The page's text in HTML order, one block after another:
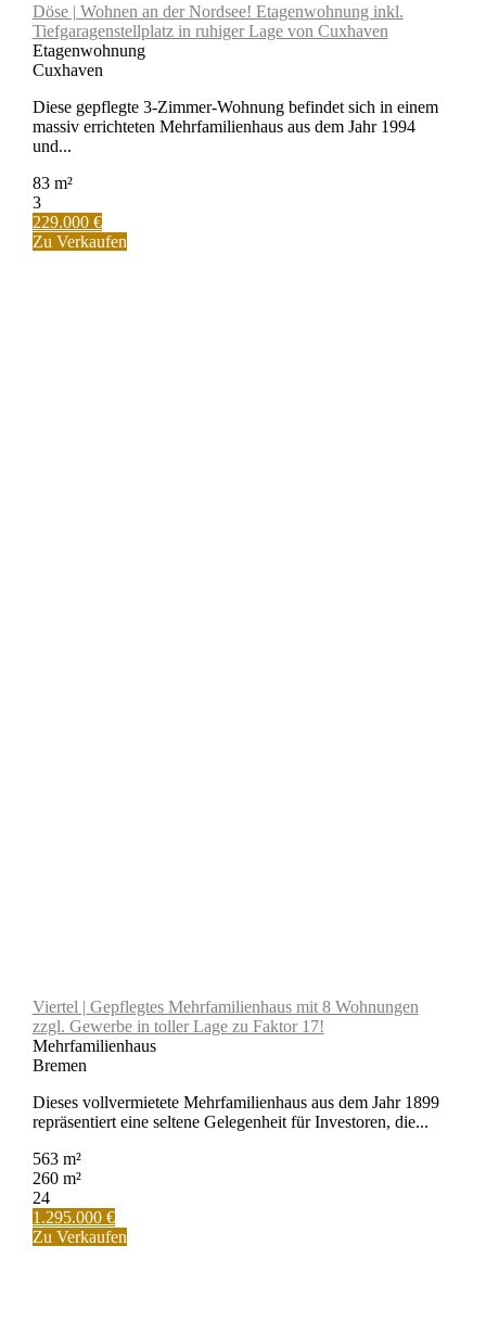
Döse | Wohnen an der Nordsee! Etagenwohnung inkl.
Tiefgaragenstellplatz in ruhiger Lage von Cuxhaven
Etagenwohnung
Cuxhaven
Diese gepflegte 3-Zimmer-Wohnung befindet sich in einem
massiv errichteten Mehrfamilienhaus aus dem Jahr 1994
und...
83 m²
3
229.000 €
Zu Verkaufen
Viertel | Gepflegtes Mehrfamilienhaus mit 8 Wohnungen
zzgl. Gewerbe in toller Lage zu Faktor 17!
Mehrfamilienhaus
Bremen
Dieses vollvermietete Mehrfamilienhaus aus dem Jahr 1899
repräsentiert eine seltene Gelegenheit für Investoren, die...
563 m²
260 m²
24
1.295.000 €
Zu Verkaufen